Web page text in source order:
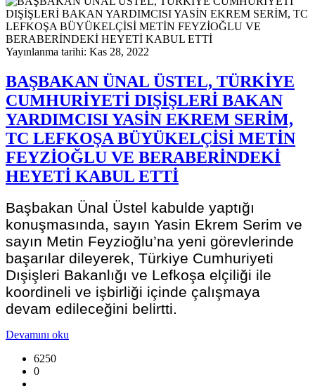
Yayınlanma tarihi: Kas 28, 2022
BAŞBAKAN ÜNAL ÜSTEL, TÜRKİYE
CUMHURİYETİ DIŞİŞLERİ BAKAN
YARDIMCISI YASİN EKREM SERİM,
TC LEFKOŞA BÜYÜKELÇİSİ METİN
FEYZİOĞLU VE BERABERİNDEKİ
HEYETİ KABUL ETTİ
Başbakan Ünal Üstel kabulde yaptığı
konuşmasında, sayın Yasin Ekrem Serim ve
sayın Metin Feyzioğlu’na yeni görevlerinde
başarılar dileyerek, Türkiye Cumhuriyeti
Dışişleri Bakanlığı ve Lefkoşa elçiliği ile
koordineli ve işbirliği içinde çalışmaya
devam edileceğini belirtti.
Devamını oku
6250
0